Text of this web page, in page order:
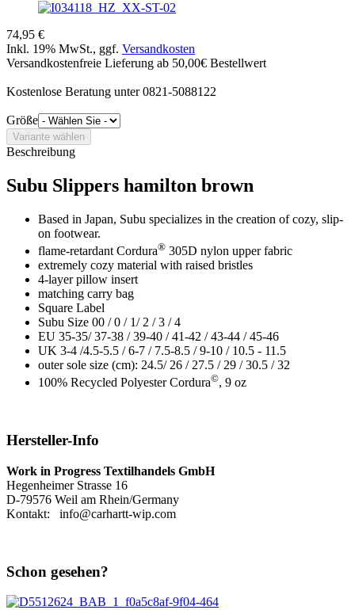
74,95 €
Inkl. 19% MwSt., ggf. Versandkosten
Versandkostenfreie Lieferung ab 50,00€ Bestellwert
Kostenlose Beratung unter 0821-5088122
Größe
Beschreibung
Subu Slippers hamilton brown
Based in Japan, Subu specializes in the creation of cozy, slip-
on footwear.
flame-retardant Cordura® 305D nylon upper fabric
extremely cozy material with raised bristles
4-layer pillow insert
matching carry bag
Square Label
Subu Size 00 / 0 / 1/ 2 / 3 / 4
EU 35-35/ 37-38 / 39-40 / 41-42 / 43-44 / 45-46
UK 3-4 /4.5-5.5 / 6-7 / 7.5-8.5 / 9-10 / 10.5 - 11.5
outer sole size (cm): 24.5/ 26 / 27.5 / 29 / 30.5 / 32
100% Recycled Polyester Cordura©, 9 oz
Hersteller-Info
Work in Progress Textilhandels GmbH
Hegenheimer Strasse 16
D-79576 Weil am Rhein/Germany
Kontakt: info@carhartt-wip.com
Schon gesehen?